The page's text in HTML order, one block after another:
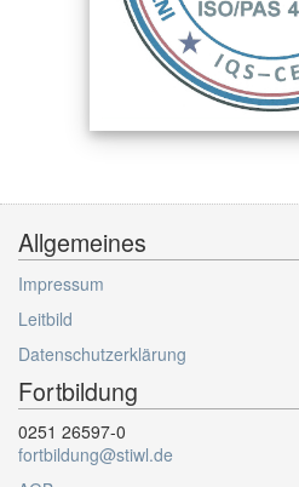
Allgemeines
Impressum
Leitbild
Datenschutzerklärung
Fortbildung
0251 26597-0
fortbildung@stiwl.de